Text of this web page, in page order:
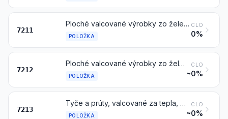
7211
Ploché valcované výrobky zo železa alebo z nelegovanej ocele, so šírkou menšou ako 600 mm, neplátované, nepokovované alebo nepotiahnuté
POLOŽKA
CLO
0%
7212
Ploché valcované výrobky zo železa alebo z nelegovanej ocele, so šírkou menšou ako 600 mm, plátované, pokovované alebo potiahnuté
POLOŽKA
CLO
~0%
7213
Tyče a prúty, valcované za tepla, v nepravidelne navinutých zvitkoch, zo železa alebo z nelegovanej ocele
POLOŽKA
CLO
~0%